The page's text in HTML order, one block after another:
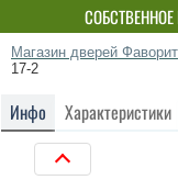
Магазин дверей Фаворит
17-2
Инфо Характеристики